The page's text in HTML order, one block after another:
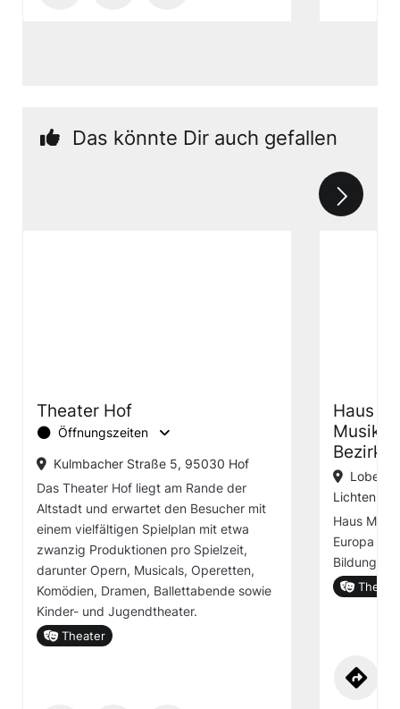
Das könnte Dir auch gefallen
Theater Hof
Öffnungszeiten
Kulmbacher Straße 5, 95030 Hof
Das Theater Hof liegt am Rande der
Altstadt und erwartet den Besucher mit
einem vielfältigen Spielplan mit etwa
zwanzig Produktionen pro Spielzeit,
darunter Opern, Musicals, Operetten,
Komödien, Dramen, Ballettabende sowie
Kinder- und Jugendtheater.
Theater
Haus
Bezirks
Haus
Europa